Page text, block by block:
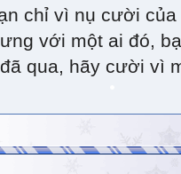
chỉ vì nụ cười
với một ai đó,
qua, hãy cười vì